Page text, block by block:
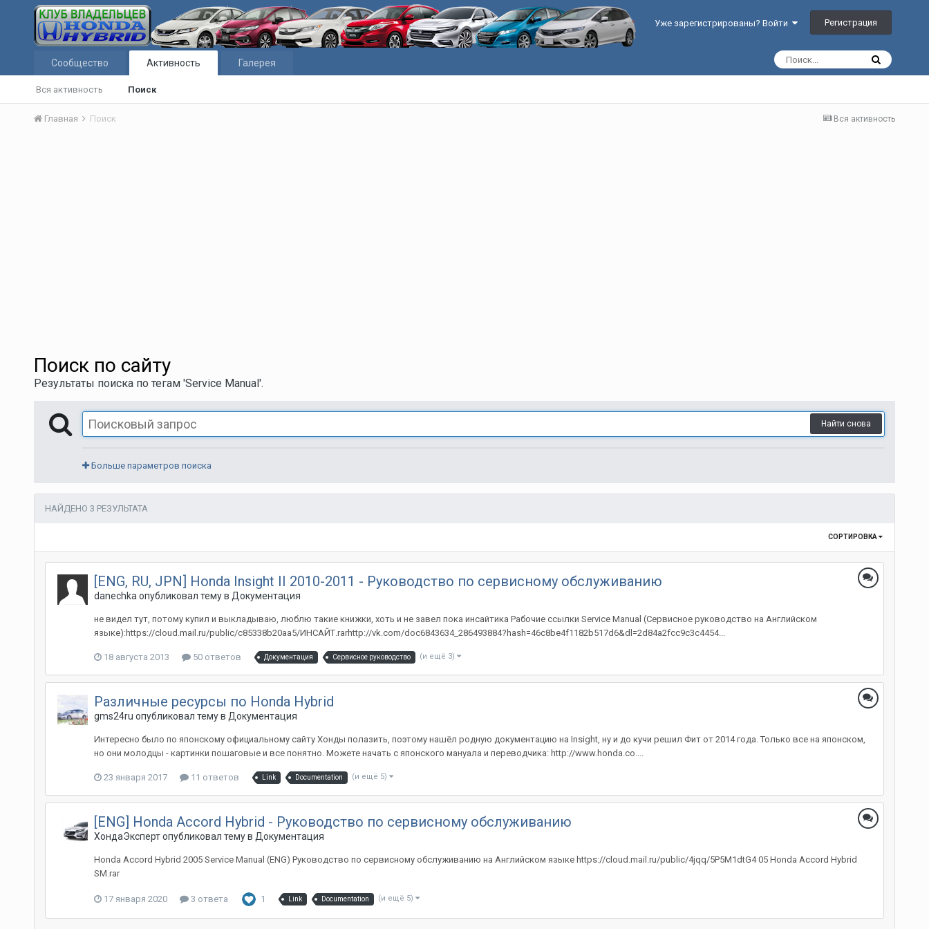
Уже зарегистрированы? Войти Регистрация
Сообщество Активность
Вся активность Поиск
Галерея
Вся активность
Главная Поиск
Поиск по сайту
Результаты поиска по тегам 'Service Manual'.
Найти снова
Больше параметров поиска
НАЙДЕНО 3 РЕЗУЛЬТАТА
СОРТИРОВКА
[ENG, RU, JPN] Honda Insight II 2010-2011 - Руководство по сервисному обслуживанию
danechka опубликовал тему в Документация
не видел тут, потому купил и выкладываю, люблю такие книжки, хоть и не завел пока инсайтика Рабочие ссылки Service Manual (Сервисное руководство на Английском
языке):https://cloud.mail.ru/public/c85338b20aa5/ИНСАЙТ.rarhttp://vk.com/doc6843634_286493884?hash=46c8be4f1182b517d6&dl=2d84a2fcc9c3c4454...
18 августа 2013 50 ответов Документация Сервисное руководство (и ещё 3)
Различные ресурсы по Honda Hybrid
gms24ru опубликовал тему в Документация
Интересно было по японскому официальному сайту Хонды полазить, поэтому нашёл родную документацию на Insight, ну и до кучи решил Фит от 2014 года. Только все на японском,
но они молодцы - картинки пошаговые и все понятно. Можете начать с японского мануала и переводчика: http://www.honda.co....
23 января 2017 11 ответов Link Documentation (и ещё 5)
[ENG] Honda Accord Hybrid - Руководство по сервисному обслуживанию
ХондаЭкспертопубликовал тему в Документация
Honda Accord Hybrid 2005 Service Manual (ENG) Руководство по сервисному обслуживанию на Английском языке https://cloud.mail.ru/public/4jqq/5P5M1dtG4 05 Honda Accord Hybrid
SM.rar
17 января 2020 3 ответа 1 Link Documentation (и ещё 5)